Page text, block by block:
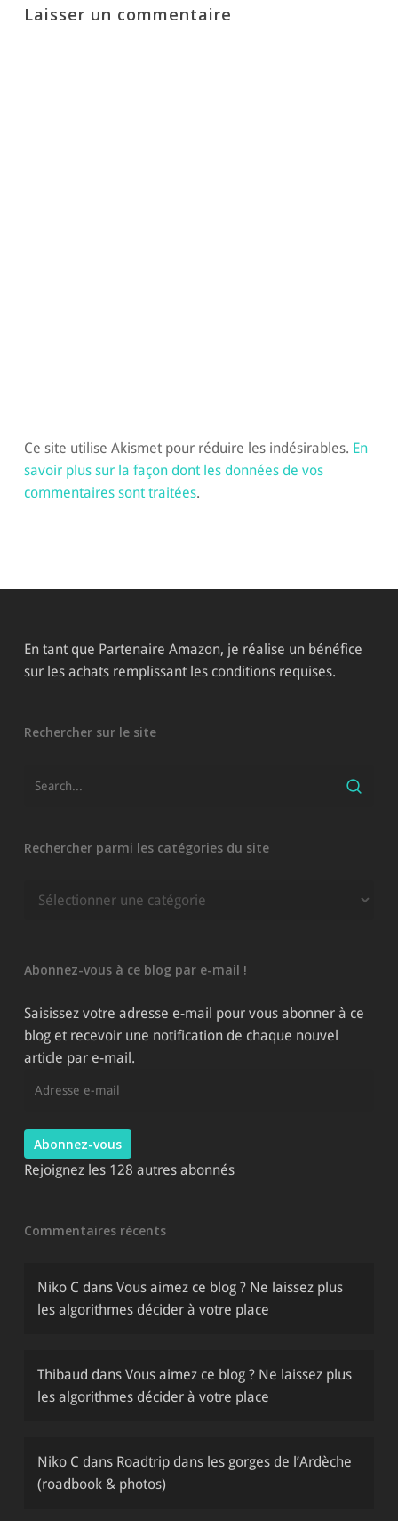
Laisser un commentaire
Ce site utilise Akismet pour réduire les indésirables. En
savoir plus sur la façon dont les données de vos
commentaires sont traitées.
En tant que Partenaire Amazon, je réalise un bénéfice
sur les achats remplissant les conditions requises.
Rechercher sur le site
Rechercher parmi les catégories du site
Rechercher
du
Abonnez-vous à ce blog par e-mail !
Saisissez votre adresse e-mail pour vous abonner à ce
blog et recevoir une notification de chaque nouvel
article par e-mail.
Abonnez-vous
Rejoignez les 128 autres abonnés
Commentaires récents
Niko C dans Vous aimez ce blog ? Ne laissez plus
les algorithmes décider à votre place
Thibaud dans Vous aimez ce blog ? Ne laissez plus
les algorithmes décider à votre place
Niko C dans Roadtrip dans les gorges de l’Ardèche
(roadbook & photos)